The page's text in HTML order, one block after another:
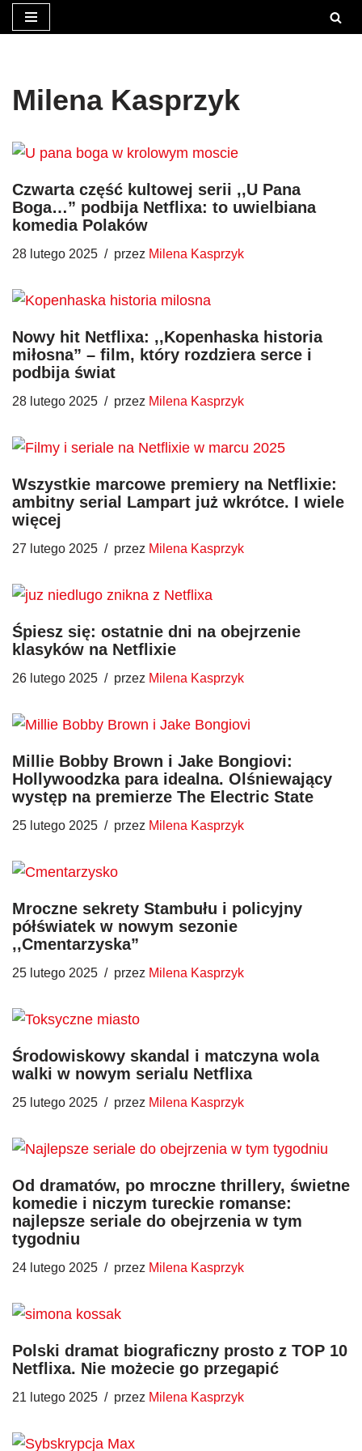
treści
Milena Kasprzyk
Czwarta część kultowej serii ,,U Pana
Boga…” podbija Netflixa: to uwielbiana
komedia Polaków
28 lutego 2025 przez Milena Kasprzyk
Nowy hit Netflixa: ,,Kopenhaska historia
miłosna” – film, który rozdziera serce i
podbija świat
28 lutego 2025 przez Milena Kasprzyk
Wszystkie marcowe premiery na Netflixie:
ambitny serial Lampart już wkrótce. I wiele
więcej
27 lutego 2025 przez Milena Kasprzyk
Śpiesz się: ostatnie dni na obejrzenie
klasyków na Netflixie
26 lutego 2025 przez Milena Kasprzyk
Millie Bobby Brown i Jake Bongiovi:
Hollywoodzka para idealna. Olśniewający
występ na premierze The Electric State
25 lutego 2025 przez Milena Kasprzyk
Mroczne sekrety Stambułu i policyjny
półświatek w nowym sezonie
,,Cmentarzyska”
25 lutego 2025 przez Milena Kasprzyk
Środowiskowy skandal i matczyna wola
walki w nowym serialu Netflixa
25 lutego 2025 przez Milena Kasprzyk
Od dramatów, po mroczne thrillery, świetne
komedie i niczym tureckie romanse:
najlepsze seriale do obejrzenia w tym
tygodniu
24 lutego 2025 przez Milena Kasprzyk
Polski dramat biograficzny prosto z TOP 10
Netflixa. Nie możecie go przegapić
21 lutego 2025 przez Milena Kasprzyk